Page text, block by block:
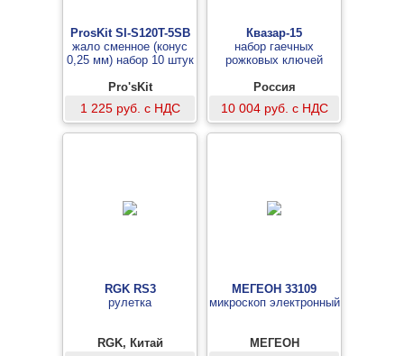
ProsKit SI-S120T-5SB
жало сменное (конус
0,25 мм) набор 10 штук
Pro'sKit
1 225 руб. с НДС
Квазар-15
набор гаечных
рожковых ключей
Россия
10 004 руб. с НДС
RGK RS3
рулетка
RGK, Китай
МЕГЕОН 33109
микроскоп электронный
МЕГЕОН